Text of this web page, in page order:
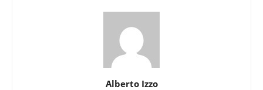
Alberto Izzo